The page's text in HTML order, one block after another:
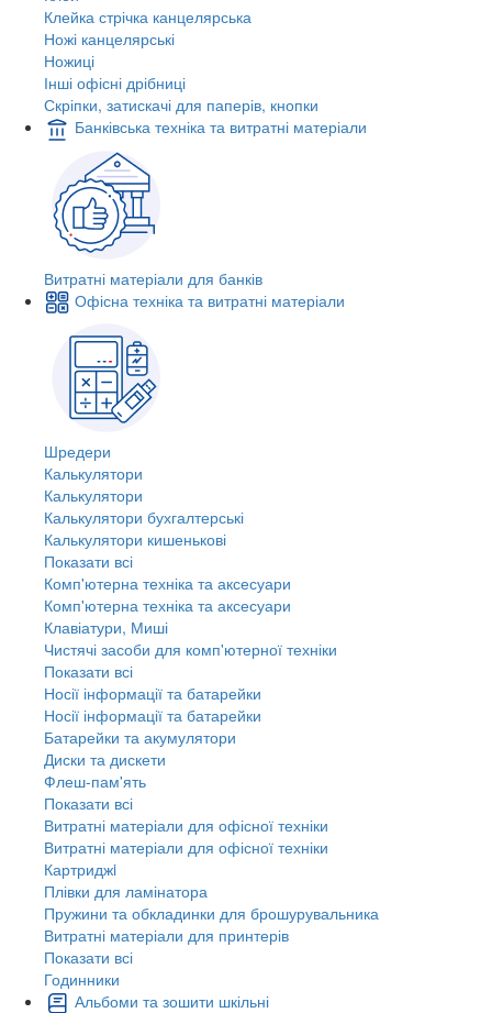
Клейка стрічка канцелярська
Ножі канцелярські
Ножиці
Інші офісні дрібниці
Скріпки, затискачі для паперів, кнопки
Банківська техніка та витратні матеріали
Витратні матеріали для банків
Офісна техніка та витратні матеріали
Шредери
Калькулятори
Калькулятори
Калькулятори бухгалтерські
Калькулятори кишенькові
Показати всі
Комп'ютерна техніка та аксесуари
Комп'ютерна техніка та аксесуари
Клавіатури, Миші
Чистячі засоби для комп'ютерної техніки
Показати всі
Носії інформації та батарейки
Носії інформації та батарейки
Батарейки та акумулятори
Диски та дискети
Флеш-пам'ять
Показати всі
Витратні матеріали для офісної техніки
Витратні матеріали для офісної техніки
Картриджi
Плівки для ламінатора
Пружини та обкладинки для брошурувальника
Витратні матеріали для принтерів
Показати всі
Годинники
Альбоми та зошити шкільні